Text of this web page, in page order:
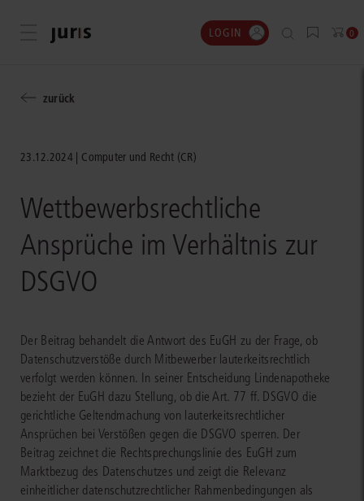
Menü öffnen LOGIN 0
zurück
23.12.2024 Computer und Recht (CR)
Wettbewerbsrechtliche
Ansprüche im Verhältnis zur
DSGVO
Der Beitrag behandelt die Antwort des EuGH zu der Frage, ob
Datenschutzverstöße durch Mitbewerber lauterkeitsrechtlich
verfolgt werden können. In seiner Entscheidung Lindenapotheke
bezieht der EuGH dazu Stellung, ob die Art. 77 ff. DSGVO die
gerichtliche Geltendmachung von lauterkeitsrechtlicher
Ansprüchen bei Verstößen gegen die DSGVO sperren. Der
Beitrag zeichnet die Rechtsprechungslinie des EuGH zum
Marktbezug des Datenschutzes und zeigt die Relevanz
einheitlicher datenschutzrechtlicher Rahmenbedingungen als